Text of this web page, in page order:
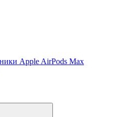
Apple AirPods Max